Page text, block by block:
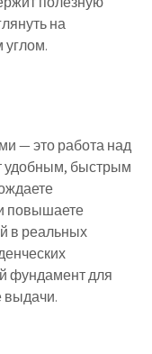
на
— это работа над
удобным, быстрым
повышаете
в реальных
фундамент для
выдачи.